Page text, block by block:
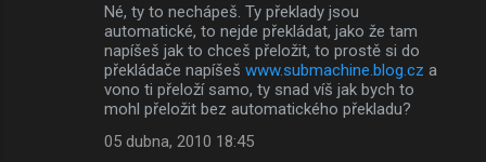
Né, ty to nechápeš. Ty překlady jsou
automatické, to nejde překládat, jako že tam
napíšeš jak to chceš přeložit, to prostě si do
překládače napíšeš www.submachine.blog.cz a
vono ti přeloží samo, ty snad víš jak bych to
mohl přeložit bez automatického překladu?
05 dubna, 2010 18:45